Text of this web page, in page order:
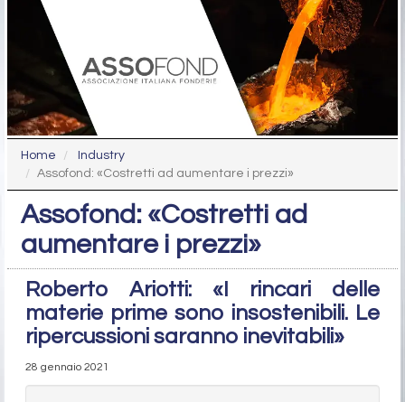
Home
Industry
Assofond: «Costretti ad aumentare i prezzi»
Assofond: «Costretti ad
aumentare i prezzi»
Roberto Ariotti: «I rincari delle
materie prime sono insostenibili. Le
ripercussioni saranno inevitabili»
28 gennaio 2021